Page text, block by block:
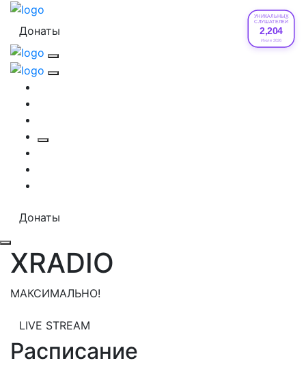
УНИКАЛЬНЫХ
СЛУШАТЕЛЕЙ
2,204
Июле 2026
Донаты
Донаты
XRADIO
МАКСИМАЛЬНО!
LIVE STREAM
Расписание